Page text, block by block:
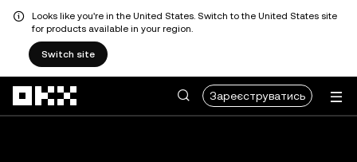
Looks like you're in the United States. Switch to the United States site
for products available in your region.
Switch site
Зареєструватись